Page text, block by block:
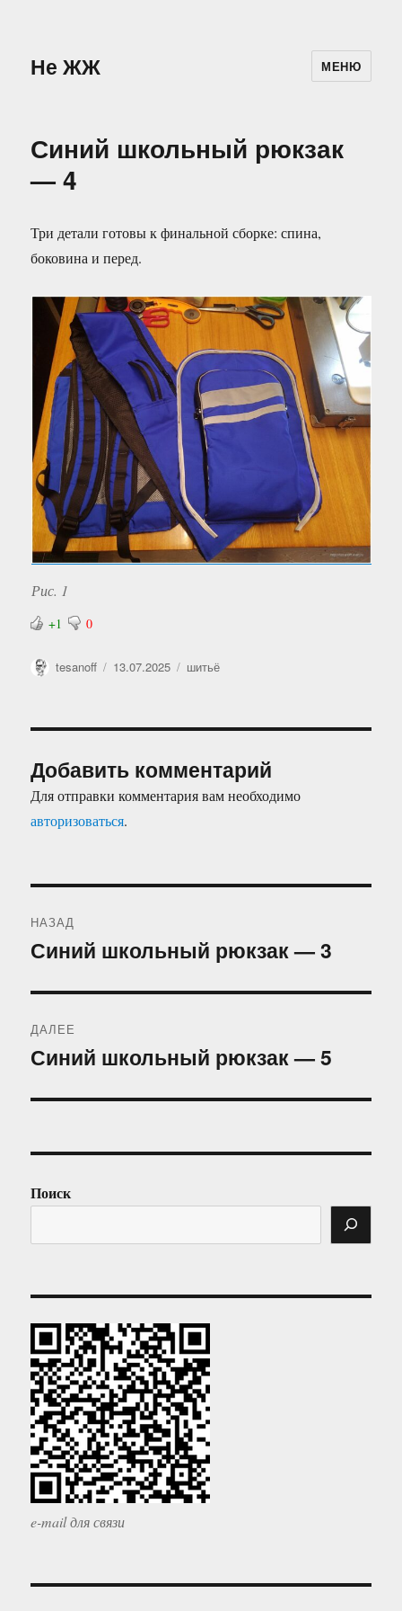
Не ЖЖ МЕНЮ
Синий школьный рюкзак
— 4
Три детали готовы к финальной сборке: спина,
боковина и перед.
Рис. 1
+1 0
Автор
tesanoff Опубликовано
13.07.2025 Рубрики
шитьё
Добавить комментарий
Для отправки комментария вам необходимо
авторизоваться.
по
НАЗАД
Предыдущая
Синий школьный рюкзак — 3
ДАЛЕЕ
Следующая
Синий школьный рюкзак — 5
Поиск
e-mail для связи